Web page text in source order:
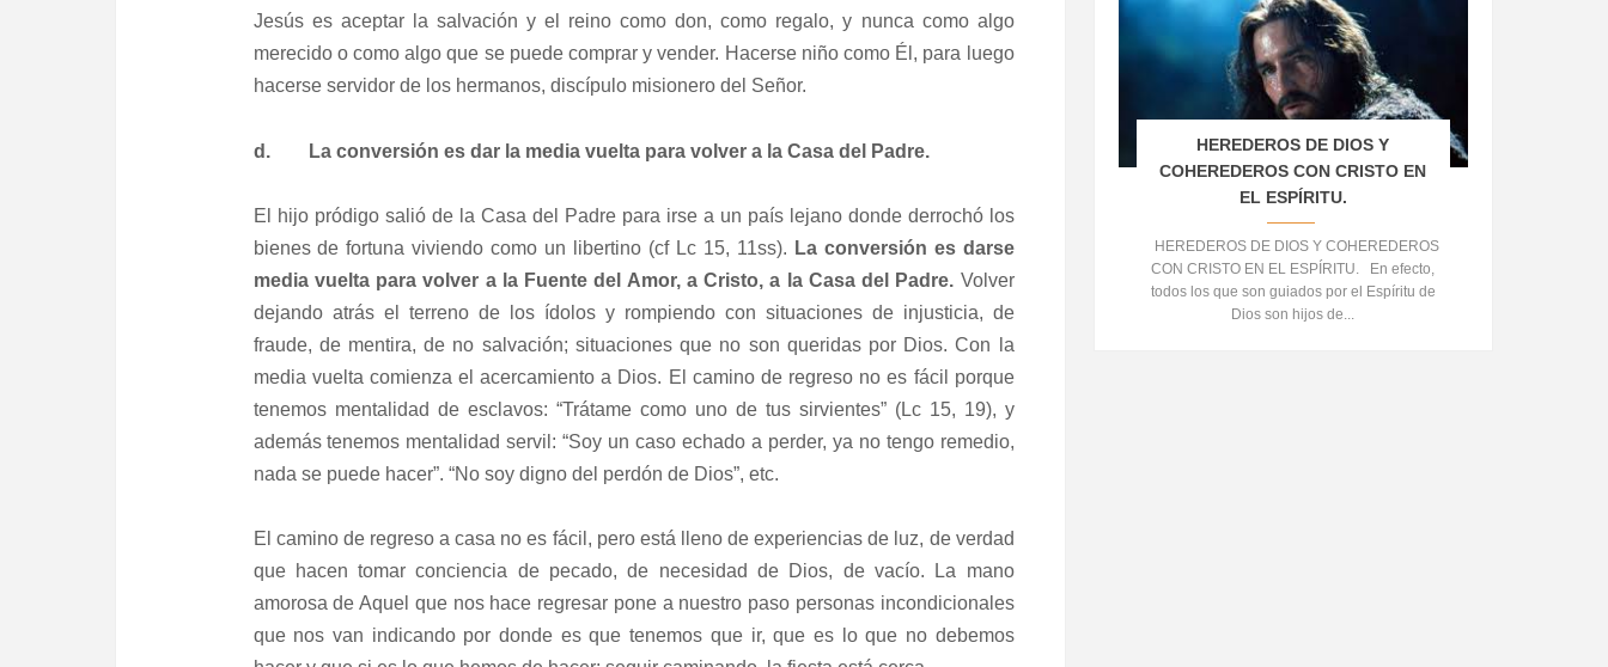
Jesús es aceptar la salvación y el reino como don, como regalo, y nunca como algo
merecido o como algo que se puede comprar y vender. Hacerse niño como Él, para luego
hacerse servidor de los hermanos, discípulo misionero del Señor.
d. La conversión es dar la media vuelta para volver a la Casa del Padre.
El hijo pródigo salió de la Casa del Padre para irse a un país lejano donde derrochó los
bienes de fortuna viviendo como un libertino (cf Lc 15, 11ss). La conversión es darse
media vuelta para volver a la Fuente del Amor, a Cristo, a la Casa del Padre. Volver
dejando atrás el terreno de los ídolos y rompiendo con situaciones de injusticia, de
fraude, de mentira, de no salvación; situaciones que no son queridas por Dios. Con la
media vuelta comienza el acercamiento a Dios. El camino de regreso no es fácil porque
tenemos mentalidad de esclavos: “Trátame como uno de tus sirvientes” (Lc 15, 19), y
además tenemos mentalidad servil: “Soy un caso echado a perder, ya no tengo remedio,
nada se puede hacer”. “No soy digno del perdón de Dios”, etc.
El camino de regreso a casa no es fácil, pero está lleno de experiencias de luz, de verdad
que hacen tomar conciencia de pecado, de necesidad de Dios, de vacío. La mano
amorosa de Aquel que nos hace regresar pone a nuestro paso personas incondicionales
que nos van indicando por donde es que tenemos que ir, que es lo que no debemos
HEREDEROS DE DIOS Y
COHEREDEROS CON CRISTO EN
EL ESPÍRITU.
HEREDEROS DE DIOS Y COHEREDEROS
CON CRISTO EN EL ESPÍRITU. En efecto,
todos los que son guiados por el Espíritu de
Dios son hijos de...